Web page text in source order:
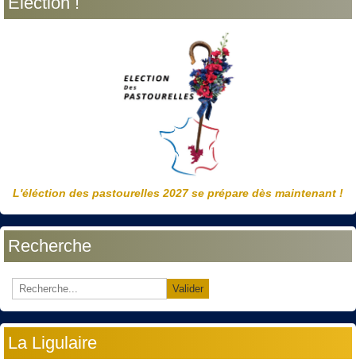
L'éléction des pastourelles 2027 se prépare dès maintenant !
Recherche
Valider
La Ligulaire